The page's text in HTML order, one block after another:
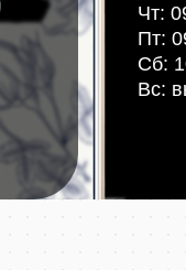
Чт:
Пт:
Сб:
Вс: